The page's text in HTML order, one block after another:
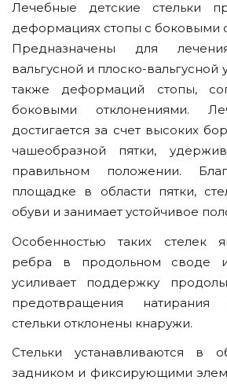
Лечебные детские стельки
деформациях стопы с боковыми
Предназначены для
вальгусной и плоско-вальгусной
также деформаций стопы,
боковыми отклонениями.
достигается за счет высоких
чашеобразной пятки,
правильном положении.
площадке в области пятки,
обуви и занимает устойчивое
Особенностью таких стелек
ребра в продольном своде
усиливает поддержку
предотвращения
стельки отклонены кнаружи.
Стельки устанавливаются в
задником и фиксирующими